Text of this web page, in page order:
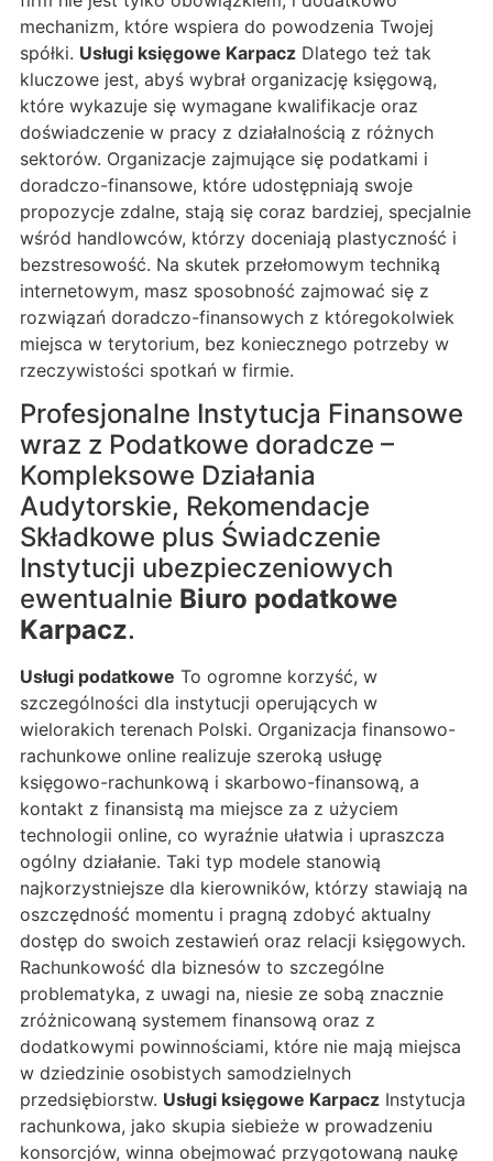
mechanizm, które wspiera do powodzenia Twojej
spółki. Usługi księgowe Karpacz Dlatego też tak
kluczowe jest, abyś wybrał organizację księgową,
które wykazuje się wymagane kwalifikacje oraz
doświadczenie w pracy z działalnością z różnych
sektorów. Organizacje zajmujące się podatkami i
doradczo-finansowe, które udostępniają swoje
propozycje zdalne, stają się coraz bardziej, specjalnie
wśród handlowców, którzy doceniają plastyczność i
bezstresowość. Na skutek przełomowym techniką
internetowym, masz sposobność zajmować się z
rozwiązań doradczo-finansowych z któregokolwiek
miejsca w terytorium, bez koniecznego potrzeby w
rzeczywistości spotkań w firmie.
Profesjonalne Instytucja Finansowe
wraz z Podatkowe doradcze –
Kompleksowe Działania
Audytorskie, Rekomendacje
Składkowe plus Świadczenie
Instytucji ubezpieczeniowych
ewentualnie Biuro podatkowe
Karpacz.
Usługi podatkowe To ogromne korzyść, w
szczególności dla instytucji operujących w
wielorakich terenach Polski. Organizacja finansowo-
rachunkowe online realizuje szeroką usługę
księgowo-rachunkową i skarbowo-finansową, a
kontakt z finansistą ma miejsce za z użyciem
technologii online, co wyraźnie ułatwia i upraszcza
ogólny działanie. Taki typ modele stanowią
najkorzystniejsze dla kierowników, którzy stawiają na
oszczędność momentu i pragną zdobyć aktualny
dostęp do swoich zestawień oraz relacji księgowych.
Rachunkowość dla biznesów to szczególne
problematyka, z uwagi na, niesie ze sobą znacznie
zróżnicowaną systemem finansową oraz z
dodatkowymi powinnościami, które nie mają miejsca
w dziedzinie osobistych samodzielnych
przedsiębiorstw. Usługi księgowe Karpacz Instytucja
rachunkowa, jako skupia siebieże w prowadzeniu
konsorcjów, winna obejmować przygotowaną naukę